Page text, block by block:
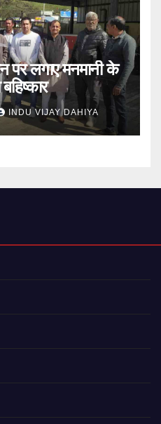
पर लगाए मनमानी के
INDU VIJAY DAHIYA